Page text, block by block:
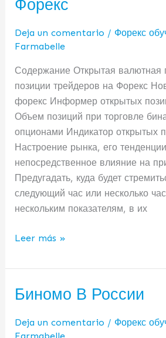
Форекс
Deja un comentario / Форекс
Farmabelle
Содержание Открытая валютная
позиции трейдеров на Форекс
форекс Информер открытых
Объем позиций при торговле
опционами Индикатор открытых
Настроение рынка, его
непосредственное влияние на
Предугадать, куда будет
следующий час или несколько
нескольким показателям, в их
трейдеров
Leer más »
Биномо В России
Deja un comentario / Форекс
Биномо
России